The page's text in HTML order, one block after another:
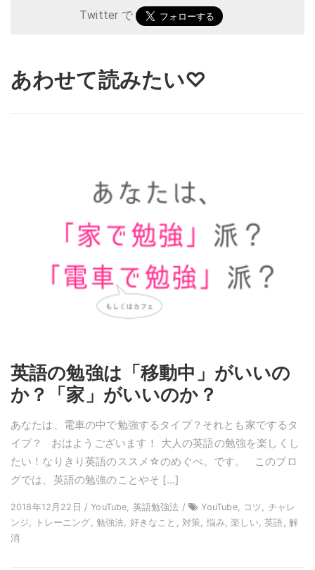
Twitter で
あわせて読みたい♡
英語の勉強は「移動中」がいいの
か？「家」がいいのか？
あなたは、電車の中で勉強するタイプ？それとも家でするタ
イプ？ おはようございます！ 大人の英語の勉強を楽しくし
たい！なりきり英語のススメ☆のめぐぺ。です。 このブロ
グでは、英語の勉強のことやそ […]
2018年12月22日 / YouTube, 英語勉強法 /
YouTube, コツ, チャレ
ンジ, トレーニング, 勉強法, 好きなこと, 対策, 悩み, 楽しい, 英語, 解
消